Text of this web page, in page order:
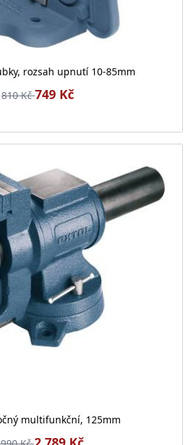
rozsah upnutí 10-85mm
810 Kč749 Kč
multifunkční, 125mm